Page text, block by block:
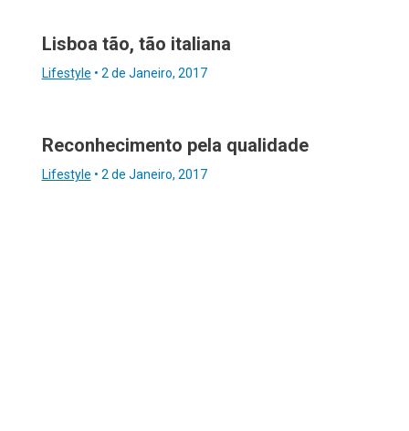
Lisboa tão, tão italiana
Lifestyle • 2 de Janeiro, 2017
Reconhecimento pela qualidade
Lifestyle • 2 de Janeiro, 2017